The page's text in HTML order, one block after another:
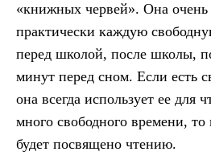
«книжных червей». Она очень
практически каждую
перед школой, после школы,
минут перед сном. Если есть
она всегда использует ее для
много свободного времени, то
будет посвящено чтению.